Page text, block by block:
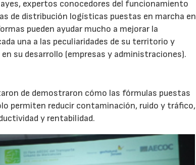
expertos conocedores del funcionamiento
de distribución logísticas puestas en marcha en
pueden ayudar mucho a mejorar la
una a las peculiaridades de su territorio y
su desarrollo (empresas y administraciones).
de demostraron cómo las fórmulas puestas
permiten reducir contaminación, ruido y tráfico,
y rentabilidad.
04/06/2026